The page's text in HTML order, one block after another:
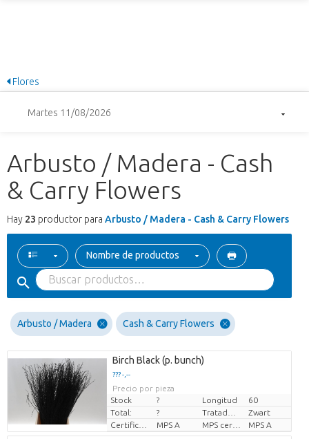
Flores
Martes 11/08/2026
Arbusto / Madera - Cash
& Carry Flowers
Hay 23 productor para Arbusto / Madera - Cash & Carry Flowers
Nombre de productos
Arbusto / Madera Cash & Carry Flowers
Birch Black (p. bunch)
??? -,--
Precio por pieza
Stock
? Longitud
60
Total:
?
Zwart
Certificado MPS
MPS A MPS A